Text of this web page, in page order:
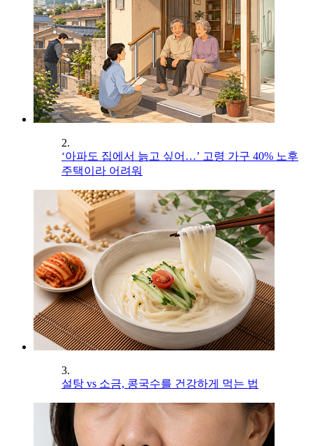
2.
‘아파도 집에서 늙고 싶어…’ 고령 가구 40% 노후
주택이라 어려워
3.
설탕 vs 소금, 콩국수를 건강하게 먹는 법